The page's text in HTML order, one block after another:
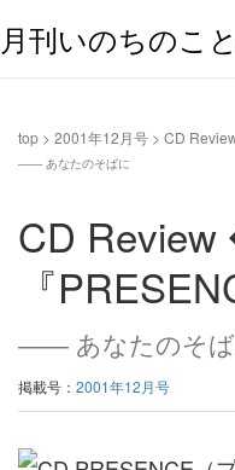
月刊いのちのこ
top > 2001年12月号 > CD
―― あなたのそばに
CD
『
―― あなたのそ
掲載号： 2001年12月号